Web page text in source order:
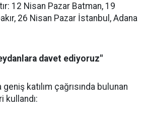
12 Nisan Pazar Batman, 19
26 Nisan Pazar İstanbul, Adana
davet ediyoruz"
katılım çağrısında bulunan
kullandı: